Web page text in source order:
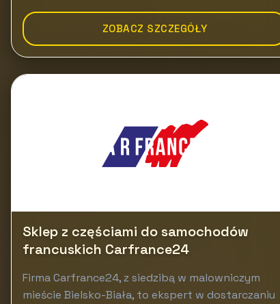
ZOBACZ SZCZEGÓŁY
Sklep z częściami do samochodów
francuskich Carfrance24
Firma Carfrance24, z siedzibą w malowniczym
mieście Bielsko-Biała, to ekspert w dostarczaniu